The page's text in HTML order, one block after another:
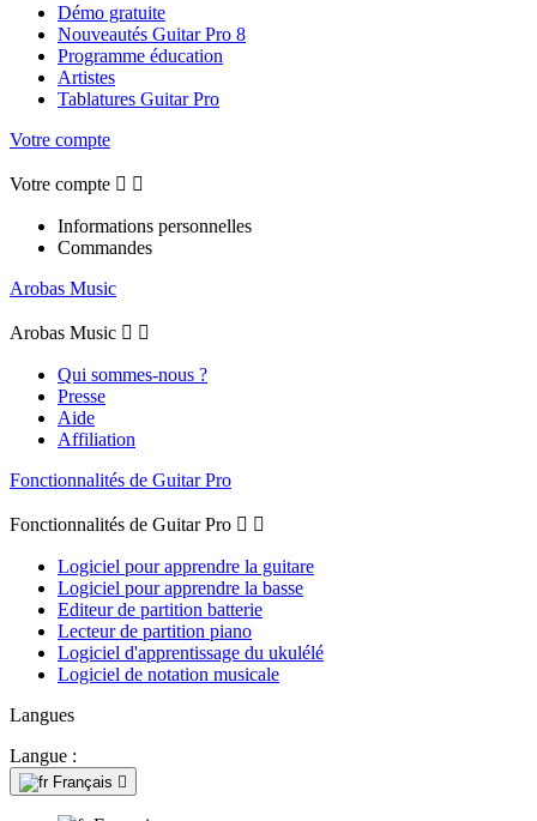
Démo gratuite
Nouveautés Guitar Pro 8
Programme éducation
Artistes
Tablatures Guitar Pro
Votre compte
Votre compte  
Informations personnelles
Commandes
Arobas Music
Arobas Music  
Qui sommes-nous ?
Presse
Aide
Affiliation
Fonctionnalités de Guitar Pro
Fonctionnalités de Guitar Pro  
Logiciel pour apprendre la guitare
Logiciel pour apprendre la basse
Editeur de partition batterie
Lecteur de partition piano
Logiciel d'apprentissage du ukulélé
Logiciel de notation musicale
Langues
Langue :
Français 